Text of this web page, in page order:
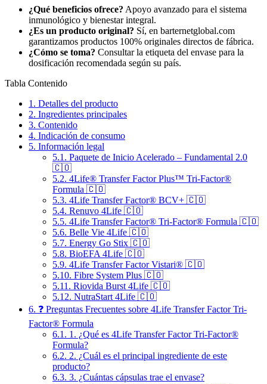
¿Qué beneficios ofrece? Apoyo avanzado para el sistema
inmunológico y bienestar integral.
¿Es un producto original? Sí, en barternetglobal.com
garantizamos productos 100% originales directos de fábrica.
¿Cómo se toma? Consultar la etiqueta del envase para la
dosificación recomendada según su país.
Tabla Contenido
1. Detalles del producto
2. Ingredientes principales
3. Contenido
4. Indicación de consumo
5. Información legal
5.1. Paquete de Inicio Acelerado – Fundamental 2.0
🇨🇴
5.2. 4Life® Transfer Factor Plus™ Tri-Factor®
Formula 🇨🇴
5.3. 4Life Transfer Factor® BCV+ 🇨🇴
5.4. Renuvo 4Life 🇨🇴
5.5. 4Life Transfer Factor® Tri-Factor® Formula 🇨🇴
5.6. Belle Vie 4Life 🇨🇴
5.7. Energy Go Stix 🇨🇴
5.8. BioEFA 4Life 🇨🇴
5.9. 4Life Transfer Factor Vistari® 🇨🇴
5.10. Fibre System Plus 🇨🇴
5.11. Riovida Burst 4Life 🇨🇴
5.12. NutraStart 4Life 🇨🇴
6. ❓ Preguntas Frecuentes sobre 4Life Transfer Factor Tri-
Factor® Formula
6.1. 1. ¿Qué es 4Life Transfer Factor Tri-Factor®
Formula?
6.2. 2. ¿Cuál es el principal ingrediente de este
producto?
6.3. 3. ¿Cuántas cápsulas trae el envase?